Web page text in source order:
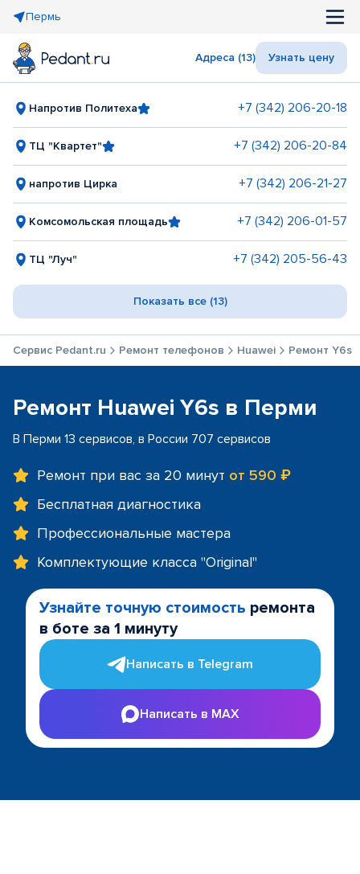
Пермь
Адреса (13) Узнать цену
Напротив Политеха +7 (342) 206-20-18
ТЦ "Квартет" +7 (342) 206-20-84
напротив Цирка +7 (342) 206-21-27
Комсомольская площадь +7 (342) 206-01-57
ТЦ "Луч" +7 (342) 205-56-43
Показать все (13)
Сервис Pedant.ru Ремонт телефонов Huawei Ремонт Y6s
Ремонт Huawei Y6s в Перми
В Перми 13 сервисов, в России 707 сервисов
Ремонт при вас за 20 минут от 590 ₽
Бесплатная диагностика
Профессиональные мастера
Комплектующие класса "Original"
Узнайте точную стоимость ремонта
в боте за 1 минуту
Написать в Telegram
Написать в MAX